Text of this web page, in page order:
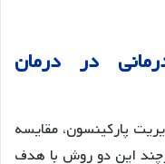
در درمان
پارکینسون، مقایسه
این دو روش با هدف